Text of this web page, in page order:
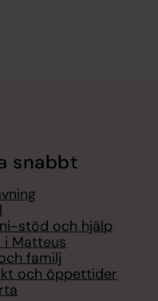
snabbt
stöd och hjälp
i Matteus
familj
och öppettider